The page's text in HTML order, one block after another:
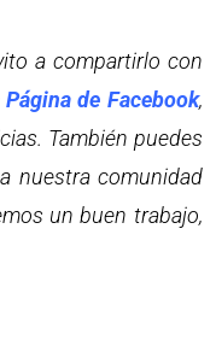
a compartirlo con
Página de Facebook,
También puedes
nuestra comunidad
un buen trabajo,